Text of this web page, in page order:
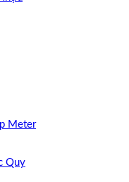
Meter
Quy